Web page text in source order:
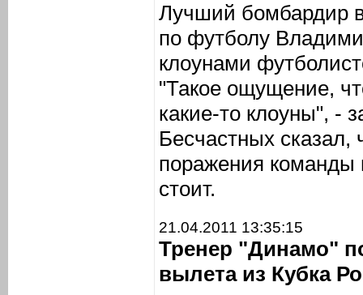
Лучший бомбардир
по футболу
клоунами
"Такое ощущение,
какие-то клоуны", -
Бесчастных сказал,
поражения команды
стоит.
21.04.2011 13:35:15
Тренер "Динамо"
вылета из Кубка